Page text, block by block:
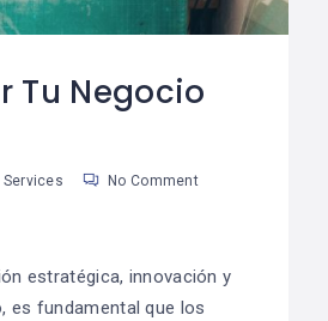
Tu Negocio
Services No Comment
estratégica, innovación y
es fundamental que los